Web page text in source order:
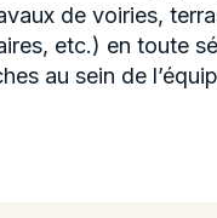
de voiries,
etc.) en toute
au sein de